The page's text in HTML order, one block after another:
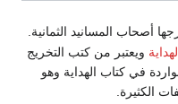
أصحاب المسانيد الثمانية.
ويعتبر من كتب التخريج
في كتاب الهداية وهو
الكثيرة.